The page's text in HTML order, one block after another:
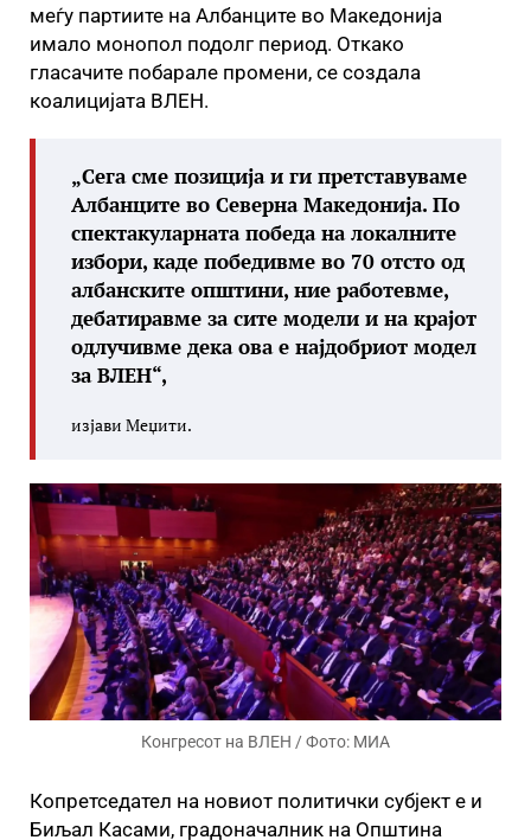
меѓу партиите на Албанците во Македонија
имало монопол подолг период. Откако
гласачите побарале промени, се создала
коалицијата ВЛЕН.
„Сега сме позиција и ги претставуваме
Албанците во Северна Македонија. По
спектакуларната победа на локалните
избори, каде победивме во 70 отсто од
албанските општини, ние работевме,
дебатиравме за сите модели и на крајот
одлучивме дека ова е најдобриот модел
за ВЛЕН“,
изјави Меџити.
Конгресот на ВЛЕН / Фото: МИА
Копретседател на новиот политички субјект е и
Биљал Касами, градоначалник на Општина